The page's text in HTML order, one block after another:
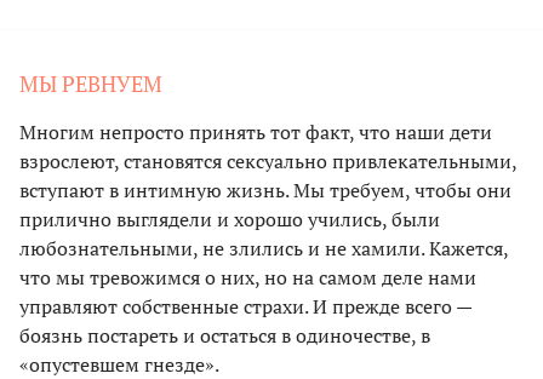
МЫ РЕВНУЕМ
Многим непросто принять тот факт, что наши дети
взрослеют, становятся сексуально привлекательными,
вступают в интимную жизнь. Мы требуем, чтобы они
прилично выглядели и хорошо учились, были
любознательными, не злились и не хамили. Кажется,
что мы тревожимся о них, но на самом деле нами
управляют собственные страхи. И прежде всего —
боязнь постареть и остаться в одиночестве, в
«опустевшем гнезде».